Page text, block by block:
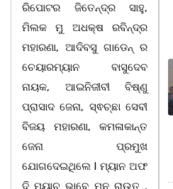
ରିପୋଟର ଜିତେନ୍ଦ୍ର ସାହୁ,
ମିଲକ ମୁ ଅଧକ୍ଷ ରବିନ୍ଦ୍ର
ମହାରଣା, ଆଦିବସୁ ଗାଡେନ୍ ର
ଚେୟାରମ୍ୟାନ ବାସୁଦେବ
ନାୟକ, ଆଇନିଜୀବୀ ବିଷ୍ଣୁ
ପ୍ରାସାଦ ଜେନା, ସ୍ଵଚ୍ଛା ସେବୀ
ବିଜୟ ମହାରଣା, କମଳାକାନ୍ତ
ଜେନା ପ୍ରମୁଖ
ଯୋଗଦେଇଥିଲେ l ମ୍ୟାନ ଅଫ
ଦି ମ୍ୟାଚ ଭାବେ ମୁନୁ ରାଉତ ,